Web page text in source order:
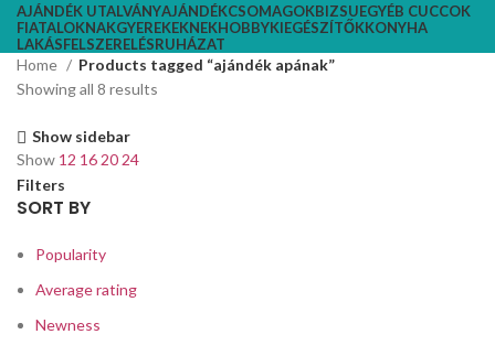
AJÁNDÉK UTALVÁNYAJÁNDÉKCSOMAGOKBIZSUEGYÉB CUCCOK
FIATALOKNAKGYEREKEKNEKHOBBYKIEGÉSZÍTŐKKONYHA
LAKÁSFELSZERELÉSRUHÁZAT
Home
Products tagged “ajándék apának”
Showing all 8 results
Show sidebar
Show 12 16 20 24
Filters
SORT BY
Popularity
Average rating
Newness